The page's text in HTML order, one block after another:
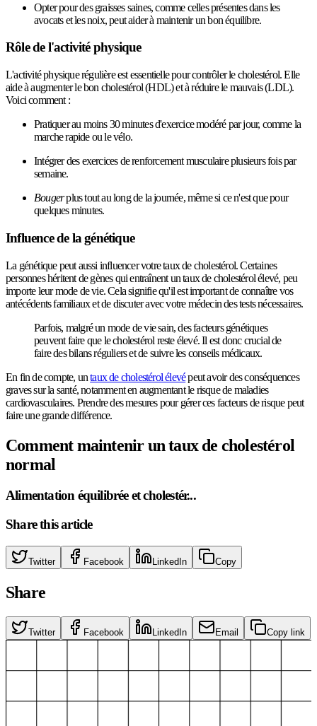
Opter pour des graisses saines, comme celles présentes dans les
avocats et les noix, peut aider à maintenir un bon équilibre.
Rôle de l'activité physique
L'activité physique régulière est essentielle pour contrôler le cholestérol. Elle
aide à augmenter le bon cholestérol (HDL) et à réduire le mauvais (LDL).
Voici comment :
Pratiquer au moins 30 minutes d'exercice modéré par jour, comme la
marche rapide ou le vélo.
Intégrer des exercices de renforcement musculaire plusieurs fois par
semaine.
Bougerplus tout au long de la journée, même si ce n'est que pour
quelques minutes.
Influence de la génétique
La génétique peut aussi influencer votre taux de cholestérol. Certaines
personnes héritent de gènes qui entraînent un taux de cholestérol élevé, peu
importe leur mode de vie. Cela signifie qu'il est important de connaître vos
antécédents familiaux et de discuter avec votre médecin des tests nécessaires.
Parfois, malgré un mode de vie sain, des facteurs génétiques
peuvent faire que le cholestérol reste élevé. Il est donc crucial de
faire des bilans réguliers et de suivre les conseils médicaux.
En fin de compte, untaux de cholestérol élevépeut avoir des conséquences
graves sur la santé, notamment en augmentant le risque de maladies
cardiovasculaires. Prendre des mesures pour gérer ces facteurs de risque peut
faire une grande différence.
Comment maintenir un taux de cholestérol
normal
Alimentation équilibrée et cholestér...
Share this article
Twitter Facebook LinkedIn Copy
Share
Twitter Facebook LinkedIn Email Copy link